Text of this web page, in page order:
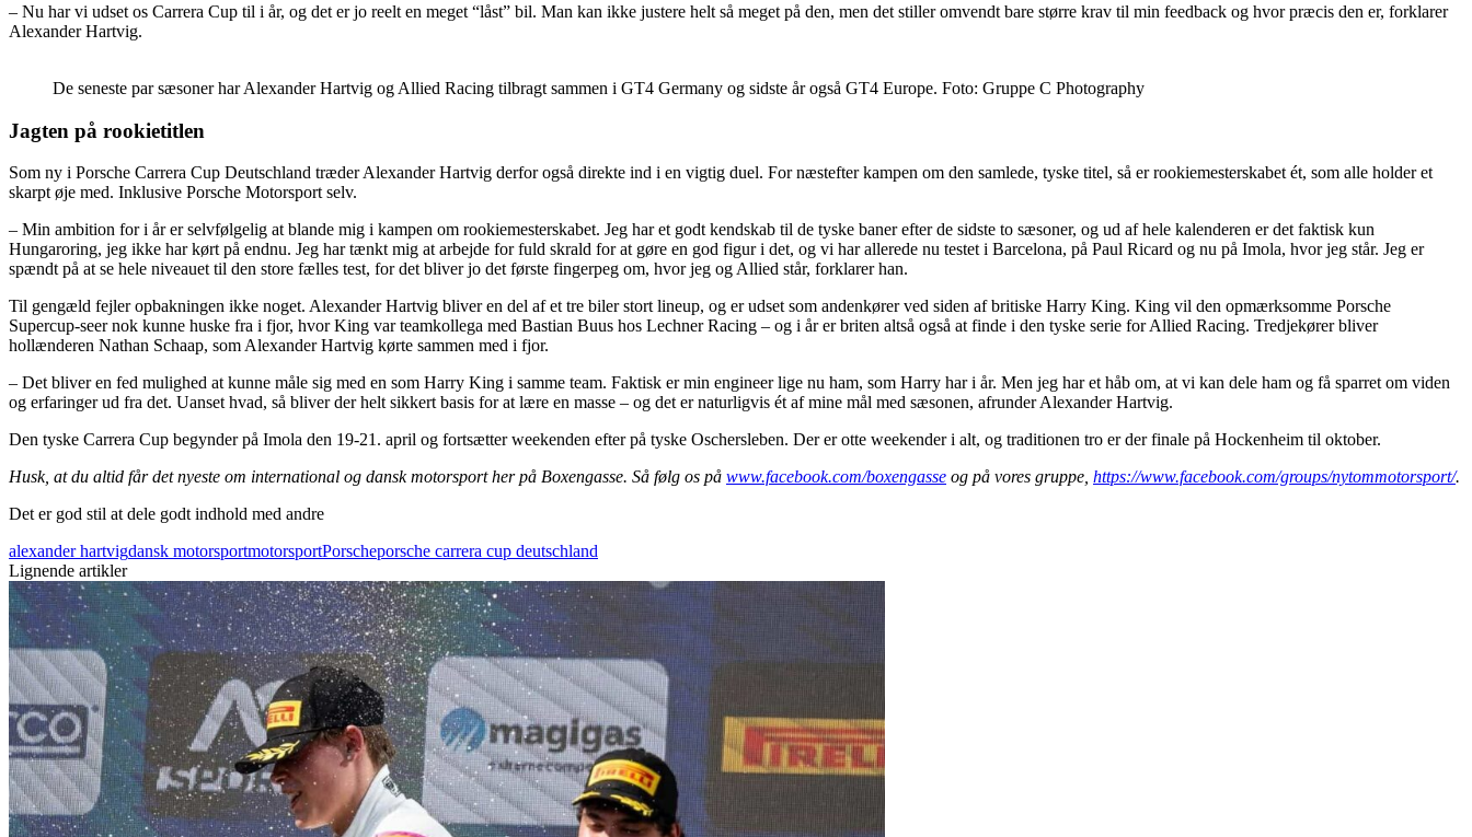
– Nu har vi udset os Carrera Cup til i år, og det er jo reelt en meget “låst” bil. Man kan ikke justere helt så meget på den, men det stiller omvendt bare større krav til min feedback og hvor præcis den er, forklarer
Alexander Hartvig.
De seneste par sæsoner har Alexander Hartvig og Allied Racing tilbragt sammen i GT4 Germany og sidste år også GT4 Europe. Foto: Gruppe C Photography
Jagten på rookietitlen
Som ny i Porsche Carrera Cup Deutschland træder Alexander Hartvig derfor også direkte ind i en vigtig duel. For næstefter kampen om den samlede, tyske titel, så er rookiemesterskabet ét, som alle holder et
skarpt øje med. Inklusive Porsche Motorsport selv.
– Min ambition for i år er selvfølgelig at blande mig i kampen om rookiemesterskabet. Jeg har et godt kendskab til de tyske baner efter de sidste to sæsoner, og ud af hele kalenderen er det faktisk kun
Hungaroring, jeg ikke har kørt på endnu. Jeg har tænkt mig at arbejde for fuld skrald for at gøre en god figur i det, og vi har allerede nu testet i Barcelona, på Paul Ricard og nu på Imola, hvor jeg står. Jeg er
spændt på at se hele niveauet til den store fælles test, for det bliver jo det første fingerpeg om, hvor jeg og Allied står, forklarer han.
Til gengæld fejler opbakningen ikke noget. Alexander Hartvig bliver en del af et tre biler stort lineup, og er udset som andenkører ved siden af britiske Harry King. King vil den opmærksomme Porsche
Supercup-seer nok kunne huske fra i fjor, hvor King var teamkollega med Bastian Buus hos Lechner Racing – og i år er briten altså også at finde i den tyske serie for Allied Racing. Tredjekører bliver
hollænderen Nathan Schaap, som Alexander Hartvig kørte sammen med i fjor.
– Det bliver en fed mulighed at kunne måle sig med en som Harry King i samme team. Faktisk er min engineer lige nu ham, som Harry har i år. Men jeg har et håb om, at vi kan dele ham og få sparret om viden
og erfaringer ud fra det. Uanset hvad, så bliver der helt sikkert basis for at lære en masse – og det er naturligvis ét af mine mål med sæsonen, afrunder Alexander Hartvig.
Den tyske Carrera Cup begynder på Imola den 19-21. april og fortsætter weekenden efter på tyske Oschersleben. Der er otte weekender i alt, og traditionen tro er der finale på Hockenheim til oktober.
Husk, at du altid får det nyeste om international og dansk motorsport her på Boxengasse. Så følg os på www.facebook.com/boxengasse og på vores gruppe, https://www.facebook.com/groups/nytommotorsport/.
Det er god stil at dele godt indhold med andre
alexander hartvigdansk motorsportmotorsportPorscheporsche carrera cup deutschland
Lignende artikler